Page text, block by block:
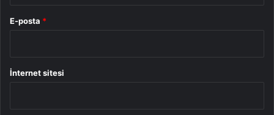
E-posta *
İnternet sitesi